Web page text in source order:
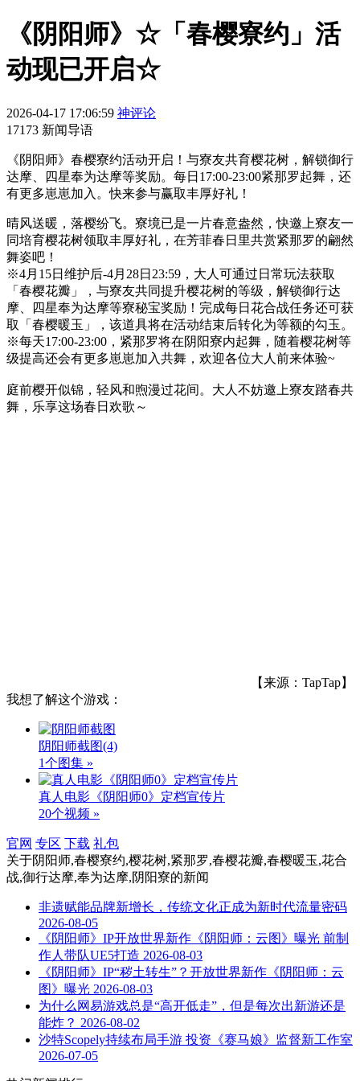
《阴阳师》☆「春樱寮约」活
动现已开启☆
2026-04-17 17:06:59 神评论
17173 新闻导语
《阴阳师》春樱寮约活动开启！与寮友共育樱花树，解锁御行
达摩、四星奉为达摩等奖励。每日17:00-23:00紧那罗起舞，还
有更多崽崽加入。快来参与赢取丰厚好礼！
晴风送暖，落樱纷飞。寮境已是一片春意盎然，快邀上寮友一
同培育樱花树领取丰厚好礼，在芳菲春日里共赏紧那罗的翩然
舞姿吧！
※4月15日维护后-4月28日23:59，大人可通过日常玩法获取
「春樱花瓣」，与寮友共同提升樱花树的等级，解锁御行达
摩、四星奉为达摩等寮秘宝奖励！完成每日花合战任务还可获
取「春樱暖玉」，该道具将在活动结束后转化为等额的勾玉。
※每天17:00-23:00，紧那罗将在阴阳寮内起舞，随着樱花树等
级提高还会有更多崽崽加入共舞，欢迎各位大人前来体验~
庭前樱开似锦，轻风和煦漫过花间。大人不妨邀上寮友踏春共
舞，乐享这场春日欢歌～
【来源：TapTap】
我想了解这个游戏：
阴阳师截图(4)
1个图集 »
真人电影《阴阳师0》定档宣传片
20个视频 »
官网 专区 下载 礼包
关于阴阳师,春樱寮约,樱花树,紧那罗,春樱花瓣,春樱暖玉,花合
战,御行达摩,奉为达摩,阴阳寮的新闻
非遗赋能品牌新增长，传统文化正成为新时代流量密码
2026-08-05
《阴阳师》IP开放世界新作《阴阳师：云图》曝光 前制
作人带队UE5打造 2026-08-03
《阴阳师》IP“秽土转生”？开放世界新作《阴阳师：云
图》曝光 2026-08-03
为什么网易游戏总是“高开低走”，但是每次出新游还是
能炸？ 2026-08-02
沙特Scopely持续布局手游 投资《赛马娘》监督新工作室
2026-07-05